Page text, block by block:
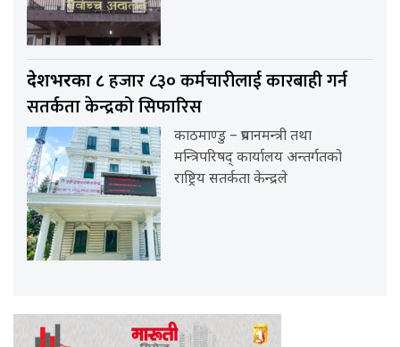
देशभरका ८हजार ८३० कर्मचारीलाई कारबाही गर्न
सतर्कता केन्द्रको सिफारिस
काठमाण्डु – प्रधानमन्त्री तथा
मन्त्रिपरिषद् कार्यालय अन्तर्गतको
राष्ट्रिय सतर्कता केन्द्रले